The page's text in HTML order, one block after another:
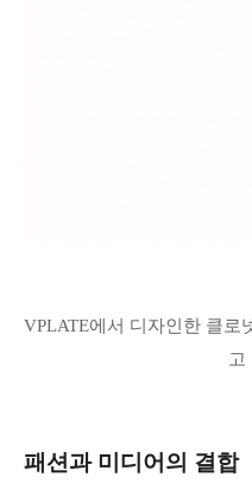
VPLATE에서 디자인한 클로
고
패션과 미디어의 결합